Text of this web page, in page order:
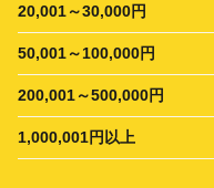
20,001～30,000円
50,001～100,000円
200,001～500,000円
1,000,001円以上